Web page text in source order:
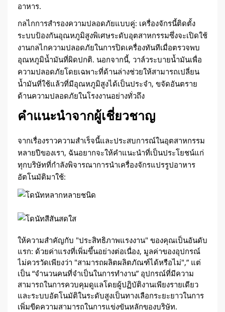
อาหาร.
กลไกการสำรองความปลอดภัยแบบคู่: เครื่องจักรนี้ติดตั้ง
ระบบป้องกันอุณหภูมิสูงพิเศษระดับอุตสาหกรรมซึ่งจะเปิดใช้
งานกลไกความปลอดภัยในการปิดเครื่องทันทีเมื่อตรวจพบ
อุณหภูมิน้ำมันที่ผิดปกติ. นอกจากนี้, วาล์วระบายน้ำมันเพื่อ
ความปลอดภัยโดยเฉพาะที่ด้านล่างช่วยให้สามารถเปลี่ยน
น้ำมันที่ใช้แล้วที่มีอุณหภูมิสูงได้เป็นประจำ, ขจัดอันตราย
ด้านความปลอดภัยในโรงงานอย่างทั่วถึง
คำแนะนำจากผู้เชี่ยวชาญ
จากเรื่องราวความสำเร็จนี้และประสบการณ์ในอุตสาหกรรม
หลายปีของเรา, ฉันอยากจะให้คำแนะนำที่เป็นประโยชน์แก่
ทุกบริษัทที่กำลังพิจารณาการนำเครื่องจักรแปรรูปอาหาร
อัตโนมัติมาใช้:
ให้ความสำคัญกับ "ประสิทธิภาพแรงงาน" ของคุณเป็นอันดับ
แรก: ด้วยค่าแรงที่เพิ่มขึ้นอย่างต่อเนื่อง, มูลค่าของอุปกรณ์
ไม่ควรวัดเพียงว่า "สามารถผลิตผลิตภัณฑ์ได้หรือไม่",” แต่
เป็น “จำนวนคนที่จำเป็นในการทำงาน” อุปกรณ์ที่มีความ
สามารถในการควบคุมดูแลโดยผู้ปฏิบัติงานเพียงรายเดียว
และระบบอัตโนมัติในระดับสูงเป็นทางเลือกระยะยาวในการ
เพิ่มขีดความสามารถในการแข่งขันหลักของบริษัท.